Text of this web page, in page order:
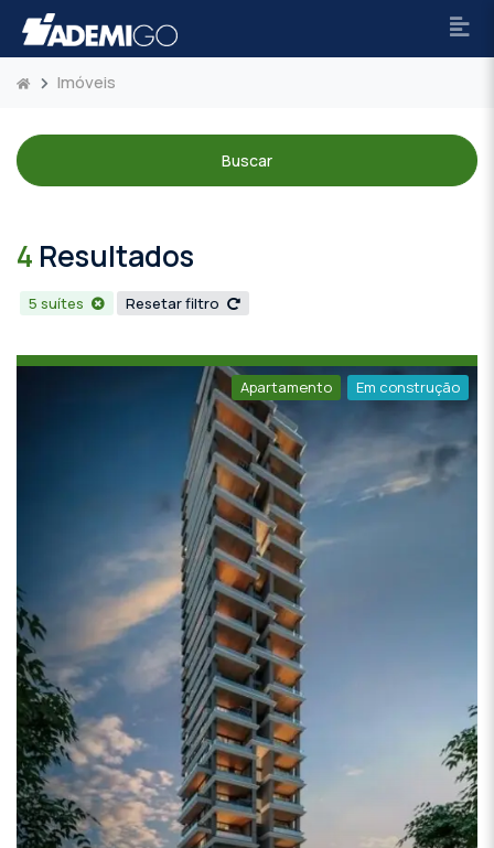
Imóveis
Buscar
4 Resultados
5 suítes Resetar filtro
Apartamento Em construção